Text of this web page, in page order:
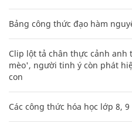
Bảng công thức đạo hàm
Clip lột tả chân thực cảnh
mèo', người tinh ý còn phát
con
Các công thức hóa học lớp 8,